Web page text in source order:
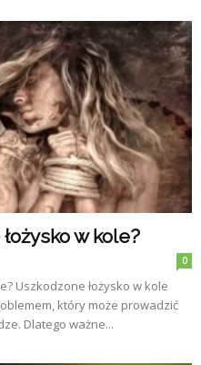
w kole?
0
Uszkodzone łożysko w kole
który może prowadzić
Dlatego ważne...